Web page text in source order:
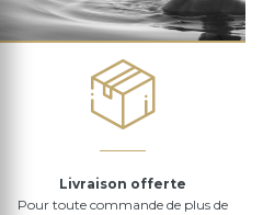
Livraison offerte
Pour toute commande de plus de